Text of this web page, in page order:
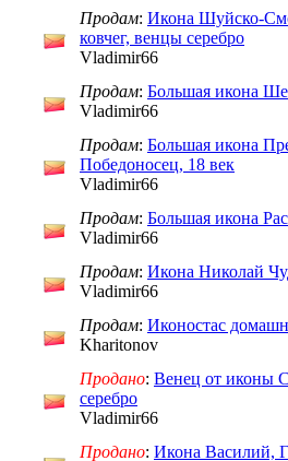
Продам: Икона Шуйско-
ковчег, венцы серебро
Vladimir66
Продам: Большая икона
Vladimir66
Продам: Большая икона
Победоносец, 18 век
Vladimir66
Продам: Большая икона
Vladimir66
Продам: Икона Николай
Vladimir66
Продам: Иконостас
Kharitonov
Продано: Венец от иконы
серебро
Vladimir66
Продано: Икона Василий,